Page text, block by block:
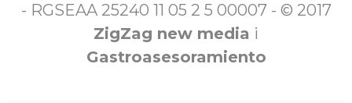
- RGSEAA 25240 11 05 2 5 00007 - © 2017
ZigZag new media i
Gastroasesoramiento